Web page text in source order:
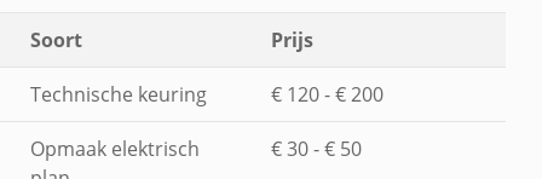
Soort Prijs
Technische keuring € 120 - € 200
Opmaak elektrisch
€ 30 - € 50